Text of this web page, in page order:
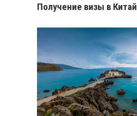
Получение визы в Китай